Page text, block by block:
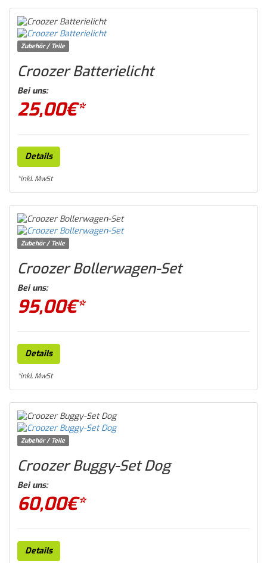
Zubehör / Teile
Croozer Batterielicht
Bei uns:
25,00€*
Details
*inkl. MwSt
Zubehör / Teile
Croozer Bollerwagen-Set
Bei uns:
95,00€*
Details
*inkl. MwSt
Zubehör / Teile
Croozer Buggy-Set Dog
Bei uns:
60,00€*
Details